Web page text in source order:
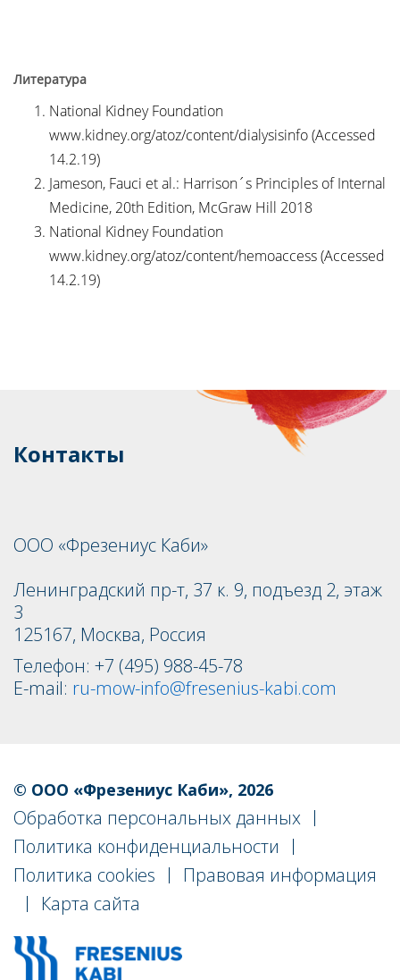
Литература
National Kidney Foundation
www.kidney.org/atoz/content/dialysisinfo (Accessed
14.2.19)
Jameson, Fauci et al.: Harrison´s Principles of Internal
Medicine, 20th Edition, McGraw Hill 2018
National Kidney Foundation
www.kidney.org/atoz/content/hemoaccess (Accessed
14.2.19)
Контакты
ООО «Фрезениус Каби»
Ленинградский пр-т, 37 к. 9, подъезд 2, этаж
3
125167, Москва, Россия
Телефон: +7 (495) 988-45-78
E-mail: ru-mow-info@fresenius-kabi.com
navigation
© ООО «Фрезениус Каби», 2026
Обработка персональных данных
Политика конфиденциальности
Политика cookies
Правовая информация
Карта сайта